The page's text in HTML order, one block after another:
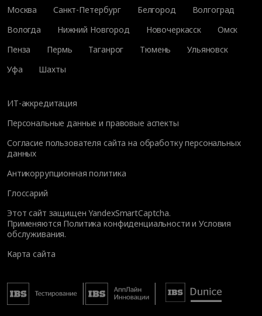
Москва
Санкт-Петербург Белгород
Волгоград
Вологда
Нижний Новгород Новочеркасск
Омск
Пенза
Пермь Таганрог Тюмень
Ульяновск
Уфа
Шахты
ИТ-аккредитация
Персональные данные и правовые аспекты
Согласие пользователя сайта на обработку персональных
данных
Антикоррупционная политика
Глоссарий
Этот сайт защищен YandexSmartCaptcha.
Применяются Политика конфиденциальности иУсловия
обслуживания.
Карта сайта